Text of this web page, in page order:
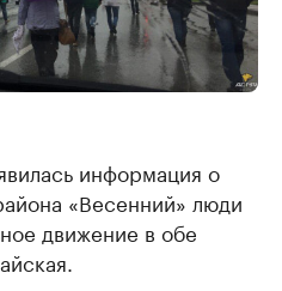
информация о
«Весенний» люди
движение в обе